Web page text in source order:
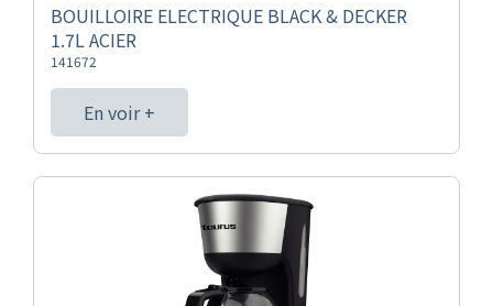
BOUILLOIRE ELECTRIQUE BLACK & DECKER
1.7L ACIER
141672
En voir +